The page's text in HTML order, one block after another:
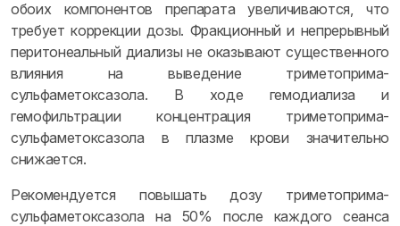
обоих компонентов препарата увеличиваются, что
требует коррекции дозы. Фракционный и непрерывный
перитонеальный диализы не оказывают существенного
влияния на выведение триметоприма-
сульфаметоксазола. В ходе гемодиализа и
гемофильтрации концентрация триметоприма-
сульфаметоксазола в плазме крови значительно
снижается.
Рекомендуется повышать дозу триметоприма-
сульфаметоксазола на 50% после каждого сеанса